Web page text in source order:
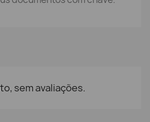
sem avaliações.